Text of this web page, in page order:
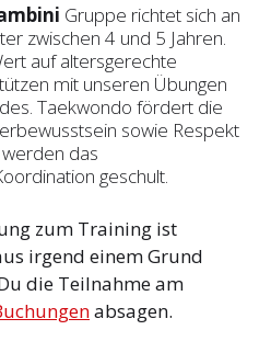
Gruppe richtet sich an
zwischen 4 und 5 Jahren.
auf altersgerechte
mit unseren Übungen
Taekwondo fördert die
sowie Respekt
das
geschult.
zum Training ist
irgend einem Grund
die Teilnahme am
absagen.